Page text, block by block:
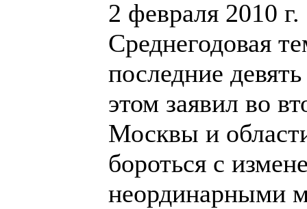
2 февраля 2010 г.
Среднегодовая
последние
этом заявил во
Москвы и
бороться с
неординарными